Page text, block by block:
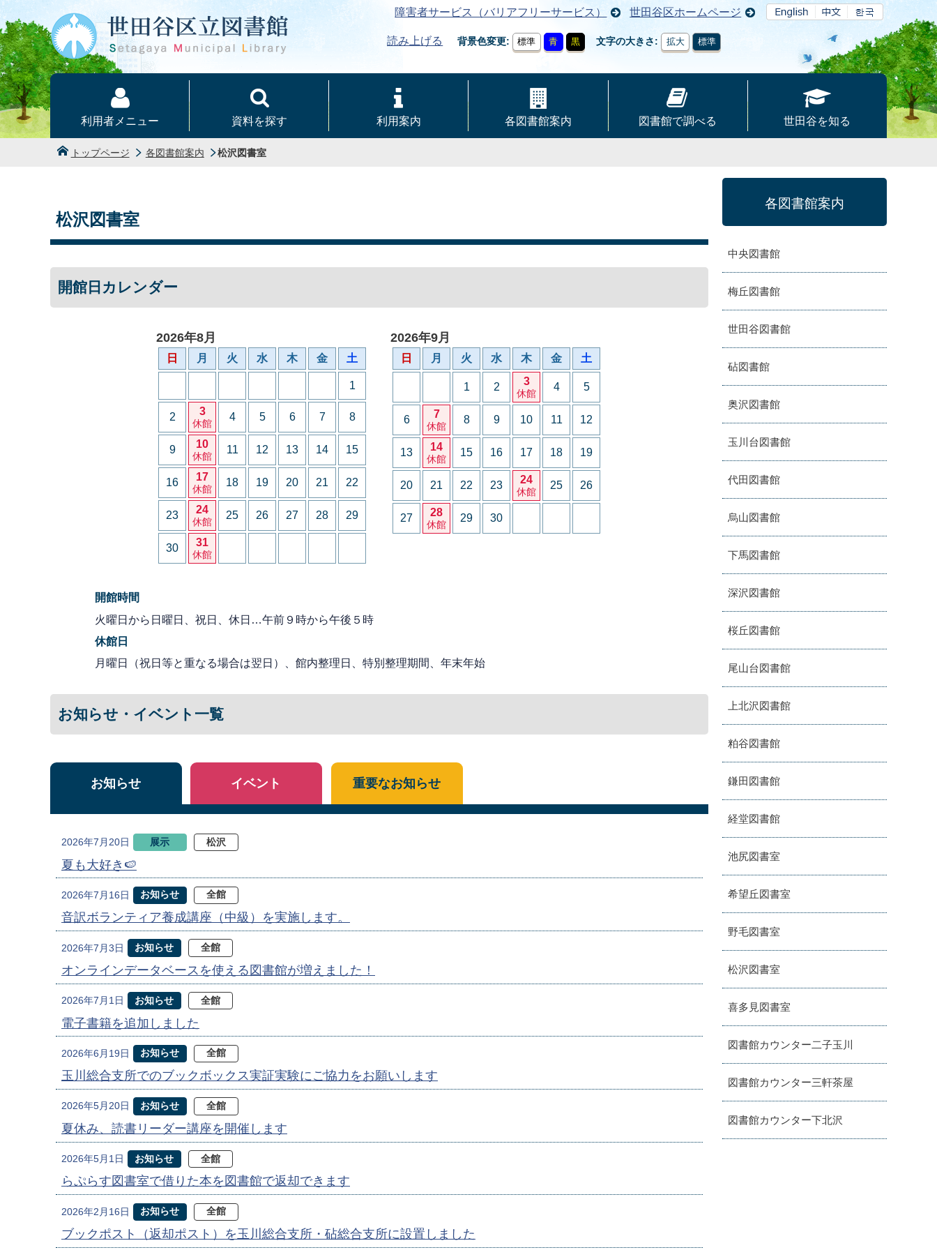
本文へ
障害者サービス（バリアフリーサービス） 世田谷区ホームページ
読み上げる 背景色変更 標準 青 黒 文字の大きさ 拡大 標準
利用者メニュー 資料を探す 利用案内 各図書館案内 図書館で調べる 世田谷を知る
トップページ 各図書館案内 松沢図書室
松沢図書室
開館日カレンダー
2026年8月
日 月 火 水 木 金 土
1
2 3
休館
4 5 6 7 8
9 10
休館
11 12 13 14 15
16 17
休館
18 19 20 21 22
23 24
休館
25 26 27 28 29
30 31
休館
2026年9月
日 月 火 水 木 金 土
1 2 3
休館
4 5
6 7
休館
8 9 10 11 12
13 14
休館
15 16 17 18 19
20 21 22 23 24
休館
25 26
27 28
休館
29 30
開館時間
火曜日から日曜日、祝日、休日…午前９時から午後５時
休館日
月曜日（祝日等と重なる場合は翌日）、館内整理日、特別整理期間、年末年始
お知らせ・イベント一覧
お知らせ
2026年7月20日 展示 松沢
夏も大好き🍉
2026年7月16日 お知らせ 全館
音訳ボランティア養成講座（中級）を実施します。
2026年7月3日 お知らせ 全館
オンラインデータベースを使える図書館が増えました！
2026年7月1日 お知らせ 全館
電子書籍を追加しました
2026年6月19日 お知らせ 全館
玉川総合支所でのブックボックス実証実験にご協力をお願いします
2026年5月20日 お知らせ 全館
夏休み、読書リーダー講座を開催します
2026年5月1日 お知らせ 全館
らぷらす図書室で借りた本を図書館で返却できます
2026年2月16日 お知らせ 全館
ブックポスト（返却ポスト）を玉川総合支所・砧総合支所に設置しました
イベント 重要なお知らせ
各図書館案内
中央図書館
梅丘図書館
世田谷図書館
砧図書館
奥沢図書館
玉川台図書館
代田図書館
烏山図書館
下馬図書館
深沢図書館
桜丘図書館
尾山台図書館
上北沢図書館
粕谷図書館
鎌田図書館
経堂図書館
池尻図書室
希望丘図書室
野毛図書室
松沢図書室
喜多見図書室
図書館カウンター二子玉川
図書館カウンター三軒茶屋
図書館カウンター下北沢